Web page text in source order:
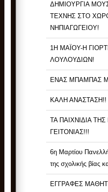
ΔΗΜΙΟΥΡΓΙΑ
ΤΕΧΝΗΣ ΣΤΟ
ΝΗΠΙΑΓΩΓΕΙΟΥ!
1Η ΜΑΪΟΥ-Η
ΛΟΥΛΟΥΔΙΩΝ!
ΕΝΑΣ ΜΠΑΜΠΑΣ
ΚΑΛΗ ΑΝΑΣΤΑΣΗ!!
ΤΑ ΠΑΙΧΝΙΔΙΑ
ΓΕΙΤΟΝΙΑΣ!!!
6η Μαρτίου
της σχολικής βίας
ΕΓΓΡΑΦΕΣ